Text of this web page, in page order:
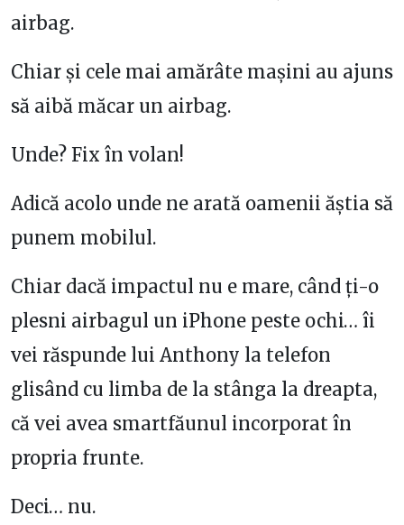
airbag.
Chiar și cele mai amărâte mașini au ajuns
să aibă măcar un airbag.
Unde? Fix în volan!
Adică acolo unde ne arată oamenii ăștia să
punem mobilul.
Chiar dacă impactul nu e mare, când ți-o
plesni airbagul un iPhone peste ochi… îi
vei răspunde lui Anthony la telefon
glisând cu limba de la stânga la dreapta,
că vei avea smartfăunul incorporat în
propria frunte.
Deci… nu.